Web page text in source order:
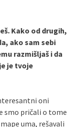
Kako od drugih,
ako sam sebi
razmišljaš i da
je tvoje
oni
smo pričali o tome
uma, rešavali